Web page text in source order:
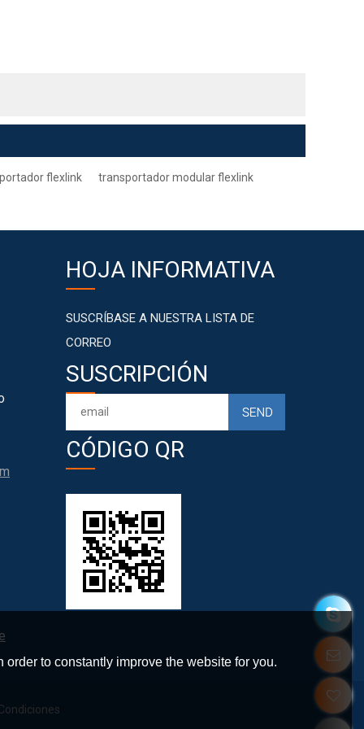
flexlink transportador modular flexlink
HOJA INFORMATIVA
SUSCRÍBASE A NUESTRA LISTA DE
CORREO
SUSCRIPCIÓN
CÓDIGO QR
to constantly improve the website for you.